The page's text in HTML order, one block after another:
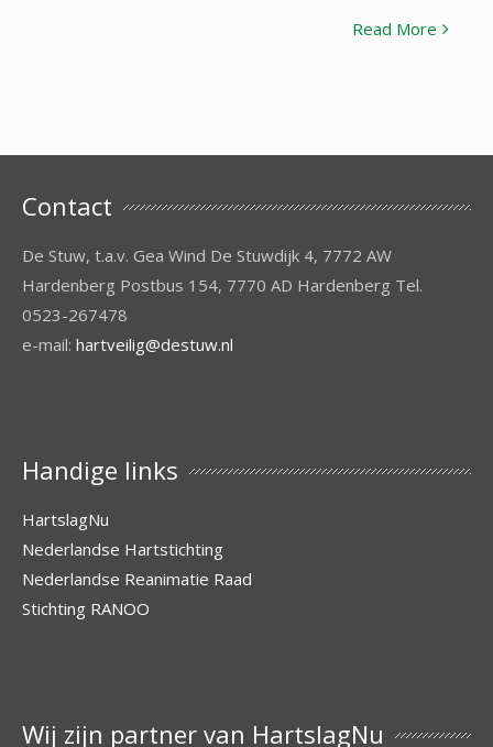
Read More
Contact
De Stuw, t.a.v. Gea Wind De Stuwdijk 4, 7772 AW
Hardenberg Postbus 154, 7770 AD Hardenberg Tel.
0523-267478
e-mail: hartveilig@destuw.nl
Handige links
HartslagNu
Nederlandse Hartstichting
Nederlandse Reanimatie Raad
Stichting RANOO
Wij zijn partner van HartslagNu